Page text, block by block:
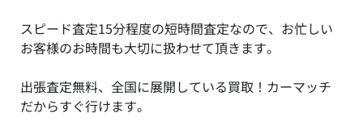
スピード査定15分程度の短時間査定なので、お忙しい
お客様のお時間も大切に扱わせて頂きます。
出張査定無料、全国に展開している買取！カーマッチ
だからすぐ行けます。